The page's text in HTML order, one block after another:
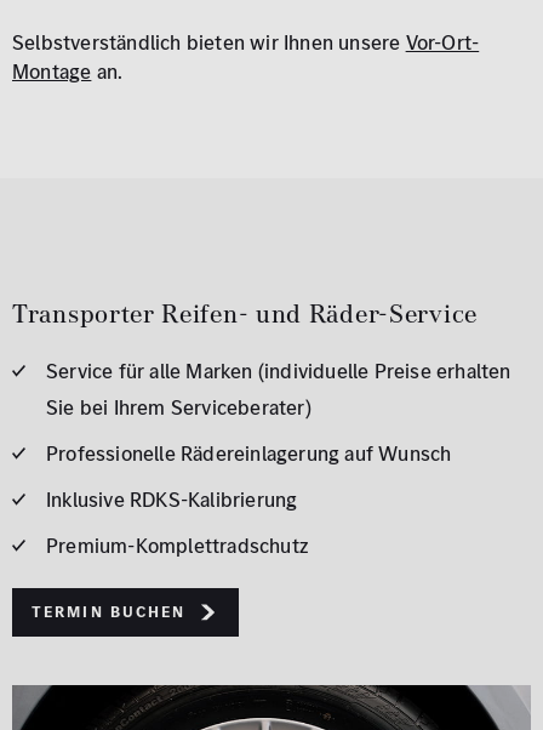
Selbstverständlich bieten wir Ihnen unsere Vor-Ort-
Montage an.
Transporter Reifen- und Räder-Service
Service für alle Marken (individuelle Preise erhalten
Sie bei Ihrem Serviceberater)
Professionelle Rädereinlagerung auf Wunsch
Inklusive RDKS-Kalibrierung
Premium-Komplettradschutz
Termin buchen